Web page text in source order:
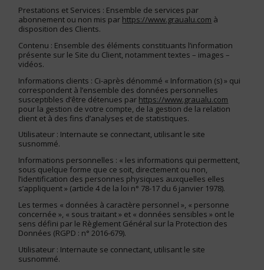
Prestations et Services : Ensemble de services par
abonnement ou non mis par https://www.graualu.com à
disposition des Clients.
Contenu : Ensemble des éléments constituants l’information
présente sur le Site du Client, notamment textes – images –
vidéos.
Informations clients : Ci-après dénommé « Information (s) » qui
correspondent à l’ensemble des données personnelles
susceptibles d’être détenues par https://www.graualu.com
pour la gestion de votre compte, de la gestion de la relation
client et à des fins d’analyses et de statistiques.
Utilisateur : Internaute se connectant, utilisant le site
susnommé.
Informations personnelles : « les informations qui permettent,
sous quelque forme que ce soit, directement ou non,
l’identification des personnes physiques auxquelles elles
s’appliquent » (article 4 de la loi n° 78-17 du 6 janvier 1978).
Les termes « données à caractère personnel », « personne
concernée », « sous traitant » et « données sensibles » ont le
sens défini par le Règlement Général sur la Protection des
Données (RGPD : n° 2016-679).
Utilisateur : Internaute se connectant, utilisant le site
susnommé.